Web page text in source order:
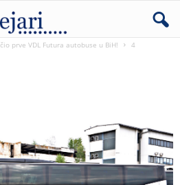
prve VDL Futura autobuse u BiH! 4